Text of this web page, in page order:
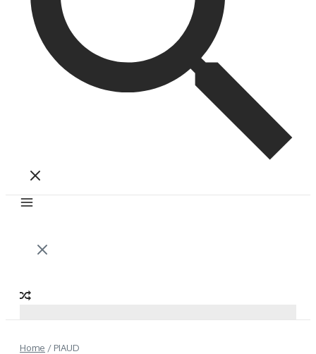
Home / PIAUD